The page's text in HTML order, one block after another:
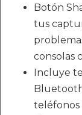
Botón
tus
consolas
Incluye
teléfonos